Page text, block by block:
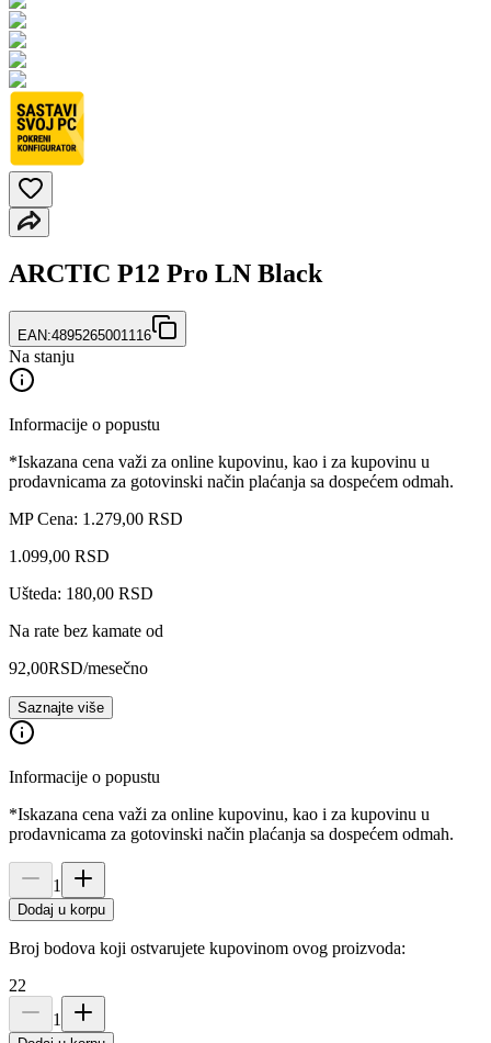
ARCTIC P12 Pro LN Black
EAN:4895265001116
Na stanju
Informacije o popustu
*Iskazana cena važi za online kupovinu, kao i za kupovinu u
prodavnicama za gotovinski način plaćanja sa dospećem odmah.
MP Cena: 1.279,00 RSD
1.099,00 RSD
Ušteda: 180,00 RSD
Na rate bez kamate od
92,00RSD/mesečno
Saznajte više
Informacije o popustu
*Iskazana cena važi za online kupovinu, kao i za kupovinu u
prodavnicama za gotovinski način plaćanja sa dospećem odmah.
1
Dodaj u korpu
Broj bodova koji ostvarujete kupovinom ovog proizvoda:
22
1